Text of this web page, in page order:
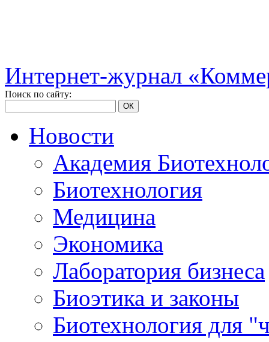
Интернет-журнал
Поиск по сайту:
ОК
Новости
Академия
Биотехнология
Медицина
Экономика
Лаборатория бизнеса
Биоэтика и законы
Биотехнология для